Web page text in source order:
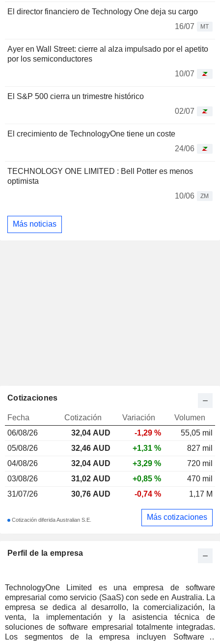
El director financiero de Technology One deja su cargo
16/07
MT
Ayer en Wall Street: cierre al alza impulsado por el apetito
por los semiconductores
10/07
El S&P 500 cierra un trimestre histórico
02/07
El crecimiento de TechnologyOne tiene un coste
24/06
TECHNOLOGY ONE LIMITED : Bell Potter es menos
optimista
10/06
ZM
Más noticias
Perfil de la empresa
TechnologyOne Limited es una empresa de software
empresarial como servicio (SaaS) con sede en Australia. La
empresa se dedica al desarrollo, la comercialización, la
venta, la implementación y la asistencia técnica de
soluciones de software empresarial totalmente integradas.
Los segmentos de la empresa incluyen Software y
Cotizaciones
Fecha Cotización Variación
Volumen
06/08/26
32,04 AUD -1,29 %
55,05 mil
05/08/26
32,46 AUD +1,31 %
827 mil
04/08/26
32,04 AUD +3,29 %
720 mil
03/08/26
31,02 AUD +0,85 %
470 mil
31/07/26
30,76 AUD -0,74 % 1,17 M
Cotización diferida Australian S.E. Más cotizaciones